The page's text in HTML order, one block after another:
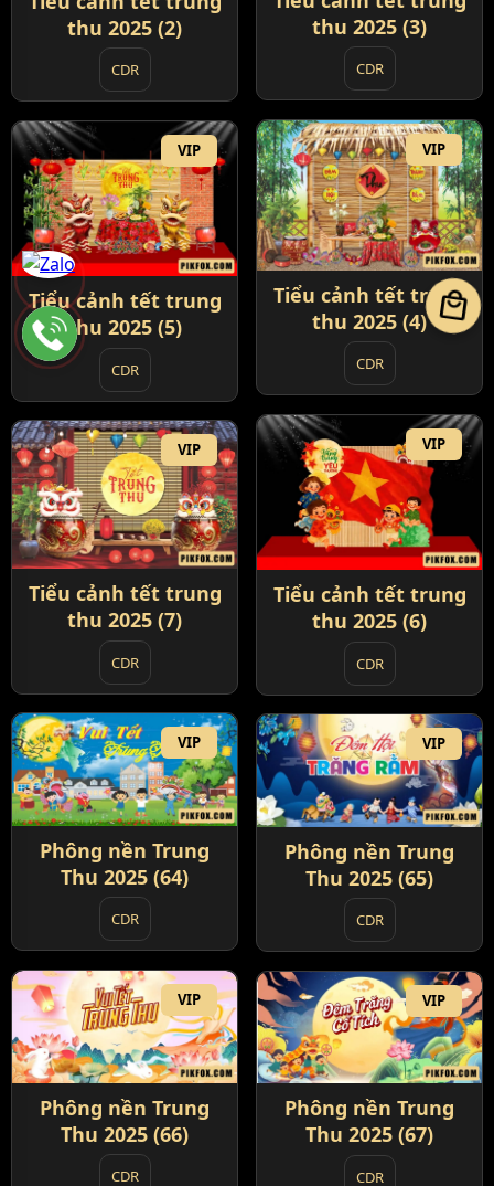
thu 2025 (2)
CDR
thu 2025 (3)
CDR
VIP
Tiểu cảnh tết trung
thu 2025 (4)
CDR
VIP
Tiểu cảnh tết trung
thu 2025 (5)
CDR
VIP
Tiểu cảnh tết trung
thu 2025 (6)
CDR
VIP
Tiểu cảnh tết trung
thu 2025 (7)
CDR
VIP
Phông nền Trung
Thu 2025 (64)
CDR
VIP
Phông nền Trung
Thu 2025 (65)
CDR
VIP
Phông nền Trung
Thu 2025 (66)
CDR
VIP
Phông nền Trung
Thu 2025 (67)
CDR
local_mall